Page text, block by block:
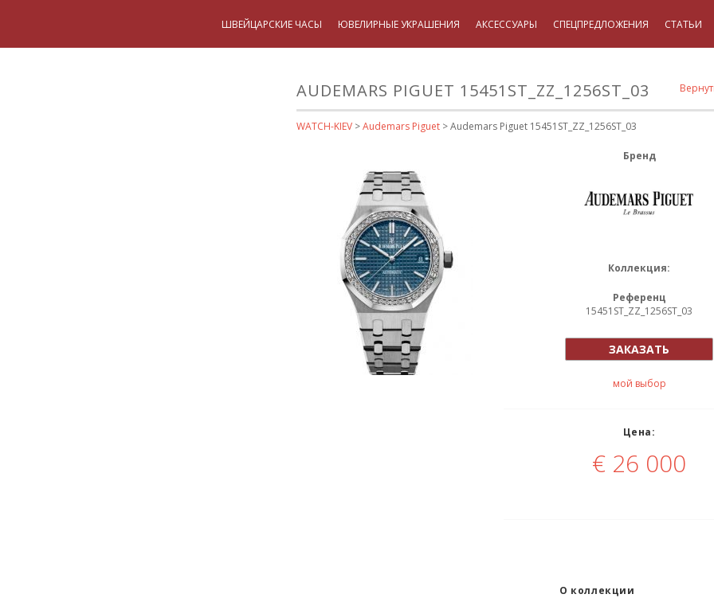
ШВЕЙЦАРСКИЕ ЧАСЫ ЮВЕЛИРНЫЕ УКРАШЕНИЯ АКСЕССУАРЫ СПЕЦПРЕДЛОЖЕНИЯ СТАТЬИ
AUDEMARS PIGUET 15451ST_ZZ_1256ST_03
WATCH-KIEV >Audemars Piguet > Audemars Piguet 15451ST_ZZ_1256ST_03
Бренд
Коллекция:
Референц
15451ST_ZZ_1256ST_03
ЗАКАЗАТЬ
мой выбор
Цена:
€ 26 000
О коллекции